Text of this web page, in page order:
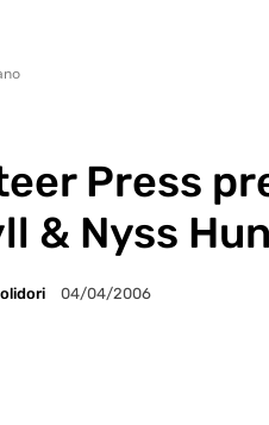
Press
& Nyss
04/04/2006